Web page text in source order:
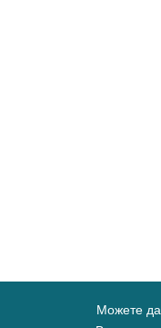
Можете да